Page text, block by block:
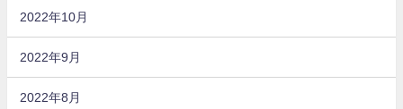
2022年10月
2022年9月
2022年8月